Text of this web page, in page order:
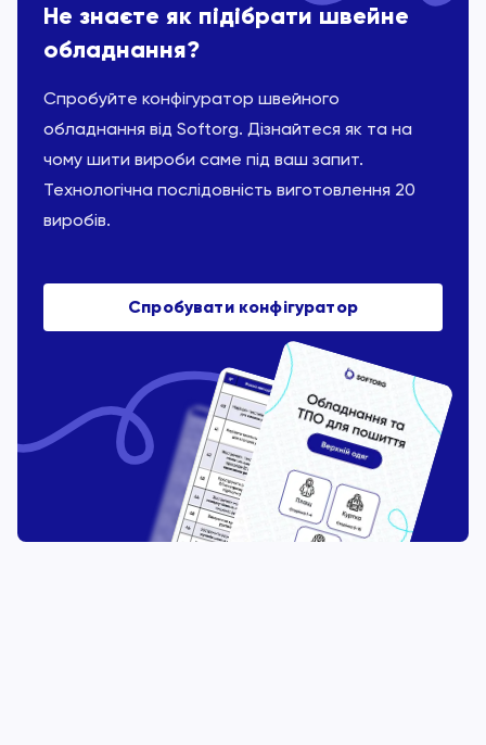
Не знаєте як підібрати швейне
обладнання?
Спробуйте конфігуратор швейного
обладнання від Softorg. Дізнайтеся як та на
чому шити вироби саме під ваш запит.
Технологічна послідовність виготовлення 20
виробів.
Спробувати конфігуратор